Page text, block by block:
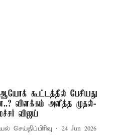
ஆயோக் கூட்டத்தில் பேசியது
விளக்கம் அளித்த முதல்-
விஜய்
செய்திப்பிரிவு 24 Jun 2026